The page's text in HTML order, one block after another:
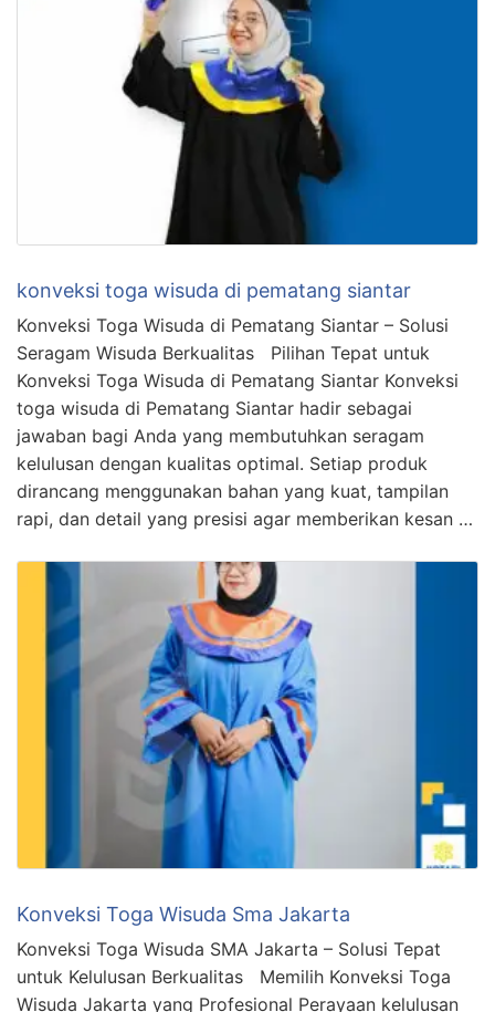
konveksi toga wisuda di pematang siantar
Konveksi Toga Wisuda di Pematang Siantar – Solusi
Seragam Wisuda Berkualitas Pilihan Tepat untuk
Konveksi Toga Wisuda di Pematang Siantar Konveksi
toga wisuda di Pematang Siantar hadir sebagai
jawaban bagi Anda yang membutuhkan seragam
kelulusan dengan kualitas optimal. Setiap produk
dirancang menggunakan bahan yang kuat, tampilan
rapi, dan detail yang presisi agar memberikan kesan …
Konveksi Toga Wisuda Sma Jakarta
Konveksi Toga Wisuda SMA Jakarta – Solusi Tepat
untuk Kelulusan Berkualitas Memilih Konveksi Toga
Wisuda Jakarta yang Profesional Perayaan kelulusan